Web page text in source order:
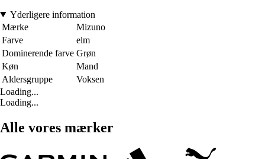
Yderligere information
Mærke
Mizuno
Farve
elm
Dominerende farve Grøn
Køn
Mand
Aldersgruppe
Voksen
Loading...
Loading...
Alle vores mærker